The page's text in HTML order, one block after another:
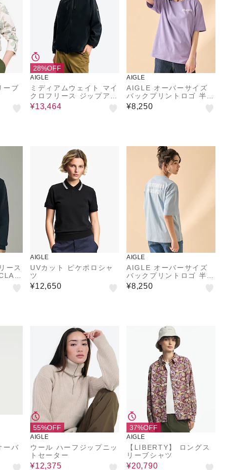
ーブ
28%OFF
AIGLE
ミディアムウェイト マイ
クロフリース ジップアッ
プフーディ ジャケット
¥13,464
AIGLE
AIGLE オーバーサイズ
バックプリントロゴ 半袖
Tシャツ
¥8,250
ース
AIGLE
UVカット ピケポロシャ
ツ
¥12,650
AIGLE
AIGLE オーバーサイズ
バックプリントロゴ 半袖
Tシャツ
¥8,250
ーバ
55%OFF
AIGLE
ウール ハーフジップニッ
トセーター
¥12,375
37%OFF
AIGLE
【LIBERTY】 ロングス
リーブシャツ
¥20,790